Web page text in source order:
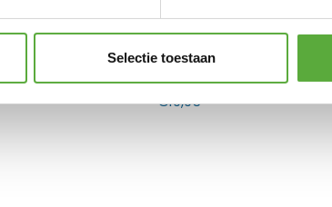
Selectie toestaan
€29,95
4 Seasons Outdoor Teak Cleaner
€19,95